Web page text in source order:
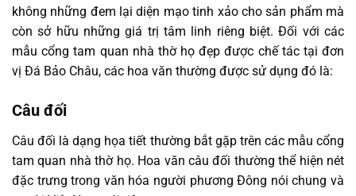
không những đem lại diện mạo tinh xảo cho sản phẩm mà
còn sở hữu những giá trị tâm linh riêng biệt. Đối với các
mẫu cổng tam quan nhà thờ họ đẹp được chế tác tại đơn
vị Đá Bảo Châu, các hoa văn thường được sử dụng đó là:
Câu đối
Câu đối là dạng họa tiết thường bắt gặp trên các mẫu cổng
tam quan nhà thờ họ. Hoa văn câu đối thường thể hiện nét
đặc trưng trong văn hóa người phương Đông nói chung và